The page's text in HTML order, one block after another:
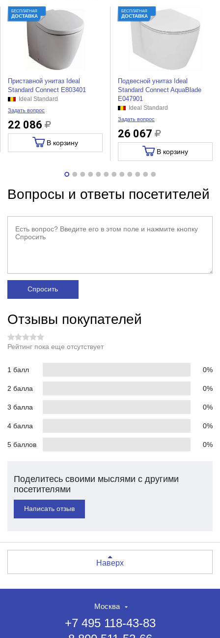
БЕСПЛАТНАЯ
ДОСТАВКА
Приставной унитаз Ideal
Standard Connect E803401
Ideal Standard
Задать вопрос
22 086
В корзину
БЕСПЛАТНАЯ
ДОСТАВКА
Подвесной унитаз Ideal
Standard Connect AquaBlade
E047901
Ideal Standard
Задать вопрос
26 067
В корзину
Вопросы и ответы посетителей
Спросить
Отзывы покупателей
Рейтинг пока еще отсутствует
1 балл 0%
2 балла 0%
3 балла 0%
4 балла 0%
5 баллов 0%
Поделитесь своими мыслями с другими
посетителями
Написать отзыв
Наверх
Москва
+7 495 118-43-83